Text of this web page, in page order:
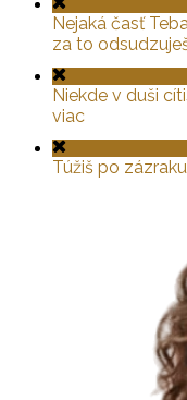
Nejaká časť
za to
Niekde v duši
viac
Túžiš po